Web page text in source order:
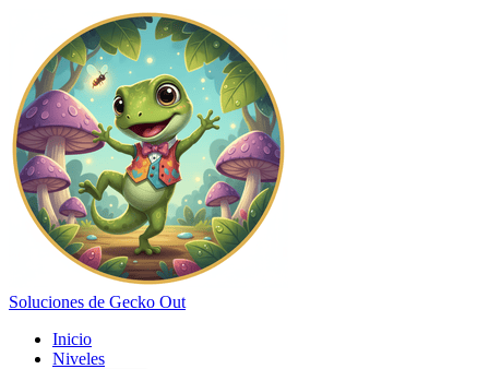
Soluciones de Gecko Out
Inicio
Niveles